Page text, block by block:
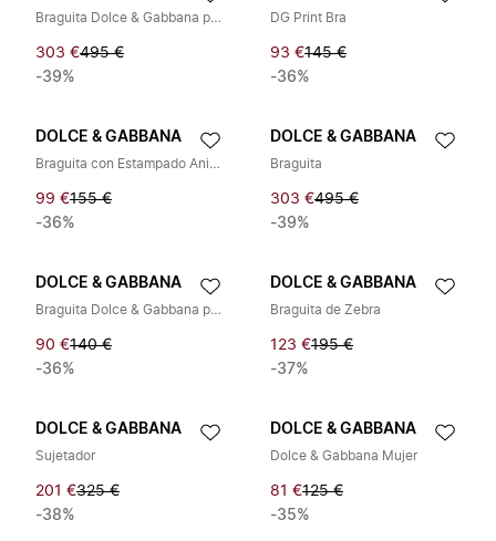
Braguita Dolce & Gabbana para mujer
303 €495 €
-39%
DG Print Bra
93 €145 €
-36%
DOLCE & GABBANA
Braguita con Estampado Animal
99 €155 €
-36%
DOLCE & GABBANA
Braguita
303 €495 €
-39%
DOLCE & GABBANA
Braguita Dolce & Gabbana para mujer
90 €140 €
-36%
DOLCE & GABBANA
Braguita de Zebra
123 €195 €
-37%
DOLCE & GABBANA
Sujetador
201 €325 €
-38%
DOLCE & GABBANA
Dolce & Gabbana Mujer
81 €125 €
-35%